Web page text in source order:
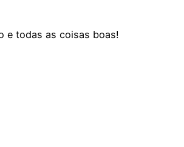
e todas as coisas boas!